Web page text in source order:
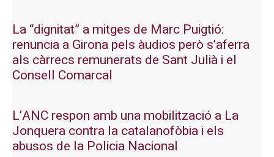
La “dignitat” a mitges de Marc Puigtió:
renuncia a Girona pels àudios però s’aferra
als càrrecs remunerats de Sant Julià i el
Consell Comarcal
L’ANC respon amb una mobilització a La
Jonquera contra la catalanofòbia i els
abusos de la Policia Nacional